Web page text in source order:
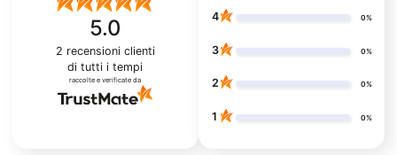
5.0
2 recensioni clienti
di tutti i tempi
raccolte e verificate da
4 0%
3 0%
2 0%
1 0%